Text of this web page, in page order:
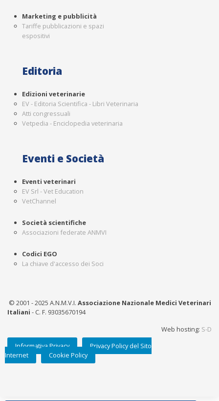
Marketing e pubblicità
Tariffe pubblicazioni e spazi
espositivi
Editoria
Edizioni veterinarie
EV - Editoria Scientifica - Libri Veterinaria
Atti congressuali
Vetpedia - Enciclopedia veterinaria
Eventi e Società
Eventi veterinari
EV Srl - Vet Education
VetChannel
Società scientifiche
Associazioni federate ANMVI
Codici EGO
La chiave d'accesso dei Soci
© 2001 - 2025 A.N.M.V.I. Associazione Nazionale Medici Veterinari
Italiani - C. F. 93035670194
Web hosting: S-D
Informativa Privacy
Privacy Policy del Sito
Internet
Cookie Policy